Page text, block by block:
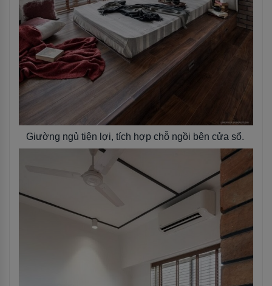
Giường ngủ tiện lợi, tích hợp chỗ ngồi bên cửa sổ.